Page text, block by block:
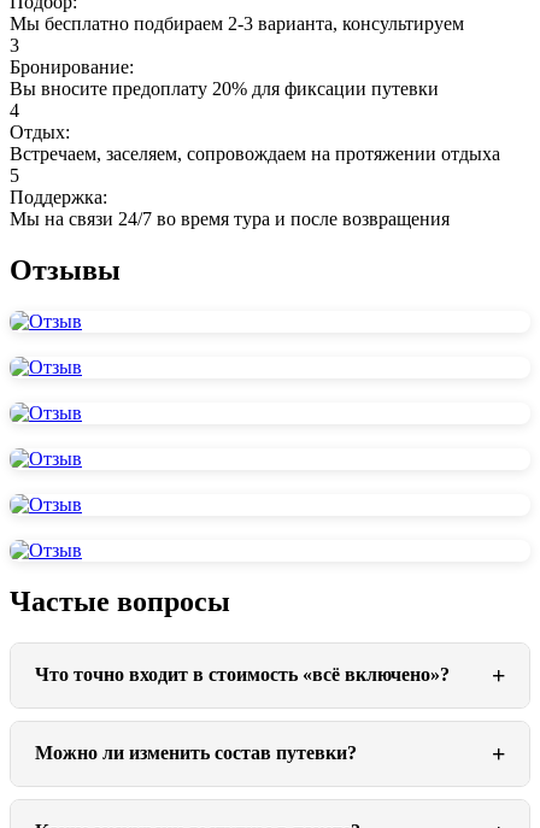
Мы бесплатно подбираем 2-3 варианта, консультируем
3
Бронирование:
Вы вносите предоплату 20% для фиксации путевки
4
Отдых:
Встречаем, заселяем, сопровождаем на протяжении отдыха
5
Поддержка:
Мы на связи 24/7 во время тура и после возвращения
Отзывы
Частые вопросы
Что точно входит в стоимость «всё включено»? +
Можно ли изменить состав путевки? +